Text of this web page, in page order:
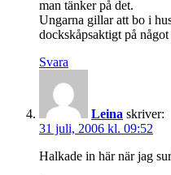
man tänker på det.
Ungarna gillar att bo i
dockskåpsaktigt på något
Svara
Leina skriver:
31 juli, 2006 kl. 09:52
Halkade in här när jag